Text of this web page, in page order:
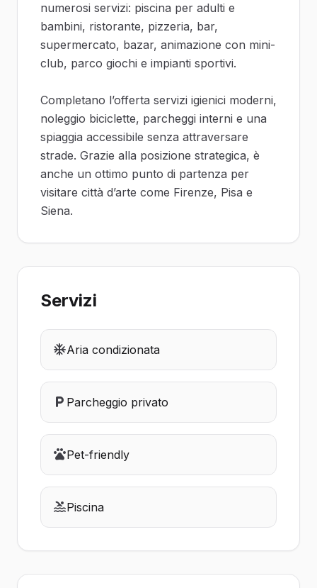
numerosi servizi: piscina per adulti e
bambini, ristorante, pizzeria, bar,
supermercato, bazar, animazione con mini-
club, parco giochi e impianti sportivi.
Completano l’offerta servizi igienici moderni,
noleggio biciclette, parcheggi interni e una
spiaggia accessibile senza attraversare
strade. Grazie alla posizione strategica, è
anche un ottimo punto di partenza per
visitare città d’arte come Firenze, Pisa e
Siena.
Servizi
Aria condizionata
Parcheggio privato
Pet-friendly
Piscina